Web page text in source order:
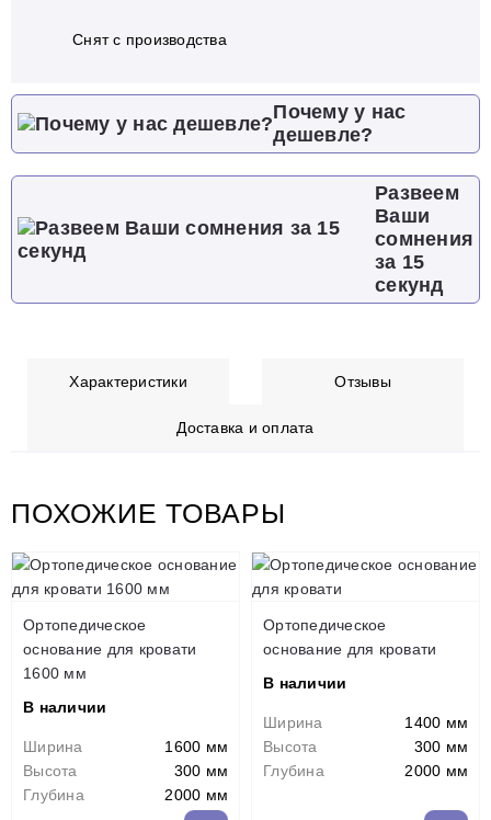
Cнят с производства
Почему у нас
дешевле?
Развеем
Ваши
сомнения
за 15
секунд
Характеристики Отзывы
Доставка и оплата
ПОХОЖИЕ ТОВАРЫ
Ортопедическое
основание для кровати
1600 мм
В наличии
Ширина
1600 мм
Высота
300 мм
Глубина
2000 мм
Ортопедическое
основание для кровати
В наличии
Ширина
1400 мм
Высота
300 мм
Глубина
2000 мм